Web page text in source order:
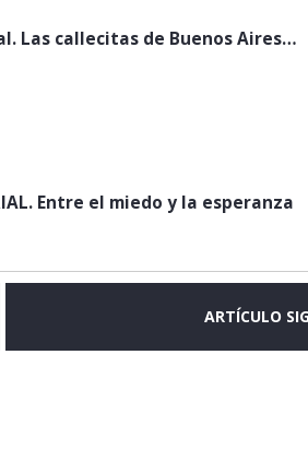
Las callecitas de Buenos Aires…
Entre el miedo y la esperanza
ARTÍCULO